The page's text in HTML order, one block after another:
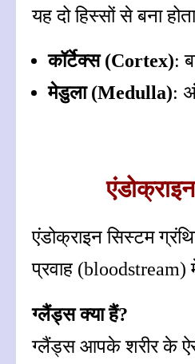
यह दो हिस्सों से बना
कॉर्टेक्स (Cortex):
मेडुला (Medulla):
एंडोक्राइन सिस्टम
प्रवाह (bloodstream)
ग्लैंड्स क्या हैं?
ग्लैंड्स आपके शरीर के ऐसे